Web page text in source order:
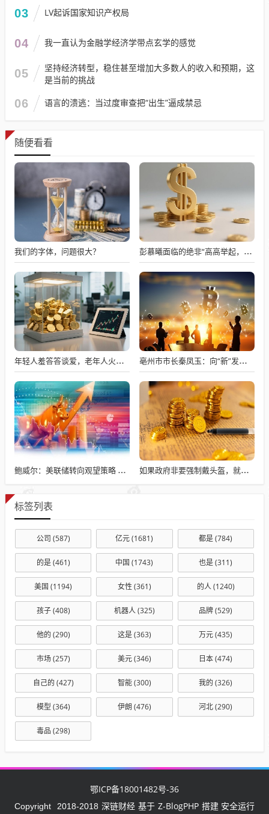
03 LV起诉国家知识产权局
04 我一直认为金融学经济学带点玄学的感觉
05
坚持经济转型，稳住甚至增加大多数人的收入和预期，这
是当前的挑战
06 语言的溃逃：当过度审查把“出生”逼成禁忌
随便看看
我们的字体，问题很大？ 彭慕曦面临的绝非“高高举起，轻轻放下”
年轻人羞答答谈爱，老年人火辣辣相亲 亳州市市长秦凤玉：向“新”发展 提升“世界中医药之都”竞争力
鲍威尔：美联储转向观望策略 目前加息不是基本预期 如果政府非要强制戴头盔，就得先让电动自行车有个放头盔的地方
标签列表
公司 (587) 亿元(1681) 都是(784)
的是(461) 中国 (1743) 也是(311)
美国 (1194) 女性 (361) 的人(1240)
孩子(408) 机器人(325) 品牌(529)
他的 (290) 这是(363) 万元(435)
市场(257) 美元(346) 日本(474)
自己的 (427) 智能(300) 我的 (326)
模型 (364) 伊朗 (476) 河北(290)
毒品 (298)
鄂ICP备18001482号-36
Copyright 2018-2018 深链财经 基于 Z-BlogPHP 搭建 安全运行